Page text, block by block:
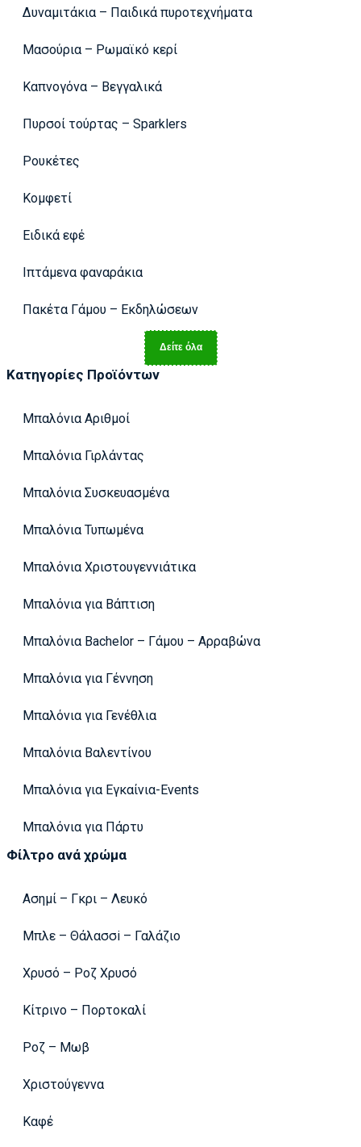
Δυναμιτάκια – Παιδικά πυροτεχνήματα
Μασούρια – Ρωμαϊκό κερί
Καπνογόνα – Βεγγαλικά
Πυρσοί τούρτας – Sparklers
Ρουκέτες
Κομφετί
Ειδικά εφέ
Ιπτάμενα φαναράκια
Πακέτα Γάμου – Εκδηλώσεων
Δείτε όλα
Κατηγορίες Προϊόντων
Μπαλόνια Αριθμοί
Μπαλόνια Γιρλάντας
Μπαλόνια Συσκευασμένα
Μπαλόνια Τυπωμένα
Μπαλόνια Χριστουγεννιάτικα
Μπαλόνια για Βάπτιση
Μπαλόνια Bachelor – Γάμου – Αρραβώνα
Μπαλόνια για Γέννηση
Μπαλόνια για Γενέθλια
Μπαλόνια Βαλεντίνου
Μπαλόνια για Εγκαίνια-Events
Μπαλόνια για Πάρτυ
Φίλτρο ανά χρώμα
Ασημί – Γκρι – Λευκό
Μπλε – Θάλασσi – Γαλάζιο
Χρυσό – Ροζ Χρυσό
Κίτρινο – Πορτοκαλί
Ροζ – Μωβ
Χριστούγεννα
Καφέ